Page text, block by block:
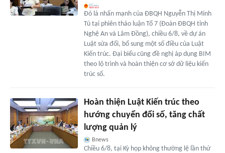
Đó là nhấn mạnh của ĐBQH Nguyễn Thị Minh
Tú tại phiên thảo luận Tổ 7 (Đoàn ĐBQH tỉnh
Nghệ An và Lâm Đồng), chiều 6/8, về dự án
Luật sửa đổi, bổ sung một số điều của Luật
Kiến trúc. Đại biểu cũng đề nghị áp dụng BIM
theo lộ trình và hoàn thiện cơ sở dữ liệu kiến
trúc số.
Hoàn thiện Luật Kiến trúc theo
hướng chuyển đổi số, tăng chất
lượng quản lý
Bnews
Chiều 6/8, tại Kỳ họp không thường lệ lần thứ